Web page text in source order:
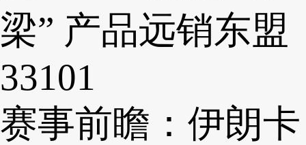
梁” 产品远销东盟
33101
赛事前瞻：伊朗卡